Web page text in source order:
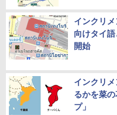
インクリ
向けタイ
開始
インクリ
るかを菜
プ」